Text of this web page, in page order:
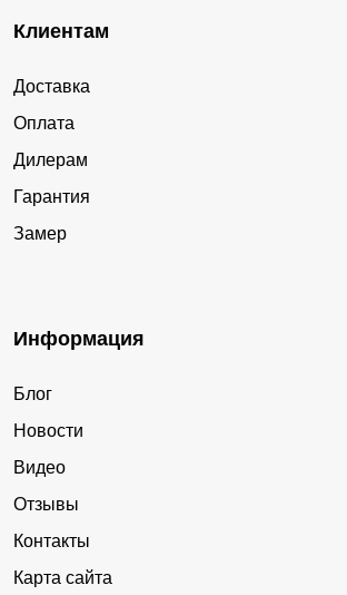
Клиентам
Доставка
Оплата
Дилерам
Гарантия
Замер
Информация
Блог
Новости
Видео
Отзывы
Контакты
Карта сайта